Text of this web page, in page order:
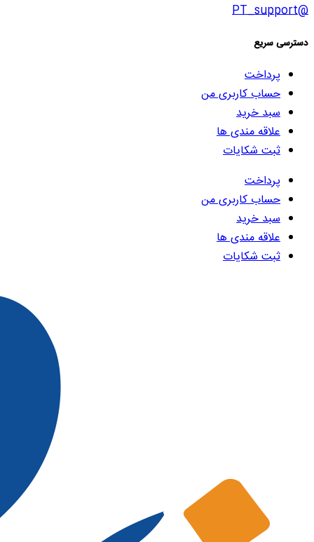
@PT_support
دسترسی سریع
پرداخت
حساب کاربری من
سبد خرید
علاقه مندی ها
ثبت شکایات
پرداخت
حساب کاربری من
سبد خرید
علاقه مندی ها
ثبت شکایات